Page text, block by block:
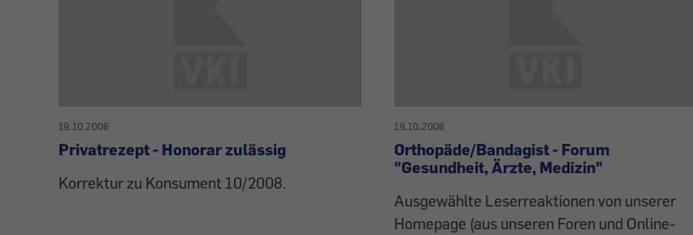
19.10.2008
Privatrezept - Honorar zulässig
Korrektur zu Konsument 10/2008.
19.10.2008
Orthopäde/Bandagist - Forum
"Gesundheit, Ärzte, Medizin"
Ausgewählte Leserreaktionen von unserer
Homepage (aus unseren Foren und Online-